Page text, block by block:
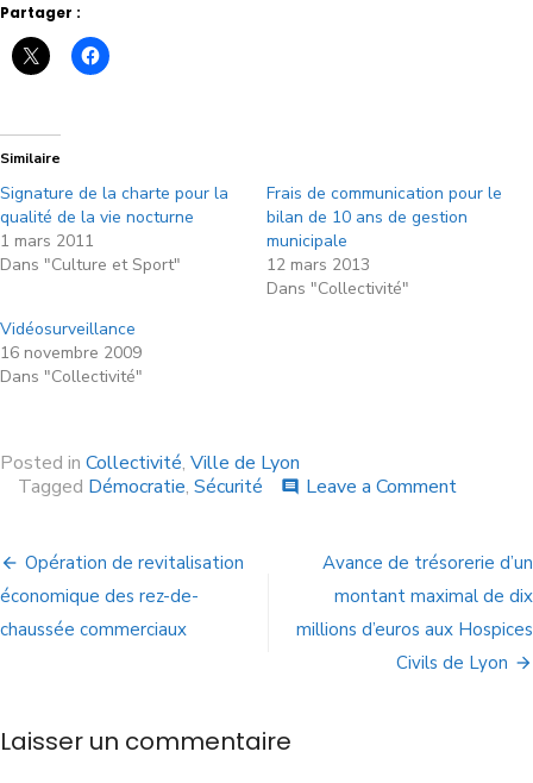
Partager :
Similaire
Signature de la charte pour la
qualité de la vie nocturne
1 mars 2011
Dans "Culture et Sport"
Frais de communication pour le
bilan de 10 ans de gestion
municipale
12 mars 2013
Dans "Collectivité"
Vidéosurveillance
16 novembre 2009
Dans "Collectivité"
Posted in Collectivité, Ville de Lyon
Tagged Démocratie, Sécurité comment Leave a Comment
Opération de revitalisation
économique des rez-de-
chaussée commerciaux
Avance de trésorerie d’un
montant maximal de dix
millions d’euros aux Hospices
Civils de Lyon
Laisser un commentaire